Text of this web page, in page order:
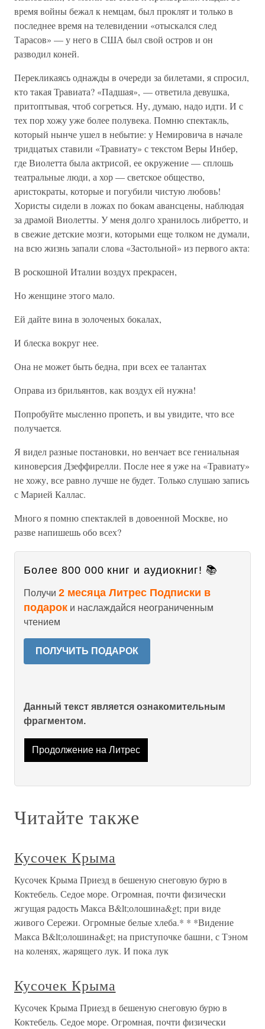
время войны бежал к немцам, был проклят и только в
последнее время на телевидении «отыскался след
Тарасов» — у него в США был свой остров и он
разводил коней.
Перекликаясь однажды в очереди за билетами, я спросил,
кто такая Травиата? «Падшая», — ответила девушка,
притоптывая, чтоб согреться. Ну, думаю, надо идти. И с
тех пор хожу уже более полувека. Помню спектакль,
который нынче ушел в небытие: у Немировича в начале
тридцатых ставили «Травиату» с текстом Веры Инбер,
где Виолетта была актрисой, ее окружение — сплошь
театральные люди, а хор — светское общество,
аристократы, которые и погубили чистую любовь!
Хористы сидели в ложах по бокам авансцены, наблюдая
за драмой Виолетты. У меня долго хранилось либретто, и
в свежие детские мозги, которыми еще толком не думали,
на всю жизнь запали слова «Застольной» из первого акта:
В роскошной Италии воздух прекрасен,
Но женщине этого мало.
Ей дайте вина в золоченых бокалах,
И блеска вокруг нее.
Она не может быть бедна, при всех ее талантах
Оправа из брильянтов, как воздух ей нужна!
Попробуйте мысленно пропеть, и вы увидите, что все
получается.
Я видел разные постановки, но венчает все гениальная
киноверсия Дзеффирелли. После нее я уже на «Травиату»
не хожу, все равно лучше не будет. Только слушаю запись
с Марией Каллас.
Много я помню спектаклей в довоенной Москве, но
разве напишешь обо всех?
Более 800 000 книг и аудиокниг! 📚
Получи 2 месяца Литрес Подписки в
подарок и наслаждайся неограниченным
чтением
ПОЛУЧИТЬ ПОДАРОК
Данный текст является ознакомительным
фрагментом.
Продолжение на Литрес
Читайте также
Кусочек Крыма
Кусочек Крыма Приезд в бешеную снеговую бурю в
Коктебель. Седое море. Огромная, почти физически
жгущая радость Макса В&lt;олошина&gt; при виде
живого Сережи. Огромные белые хлеба.* * *Видение
Макса В&lt;олошина&gt; на приступочке башни, с Тэном
на коленях, жарящего лук. И пока лук
Кусочек Крыма
Кусочек Крыма Приезд в бешеную снеговую бурю в
Коктебель. Седое море. Огромная, почти физически